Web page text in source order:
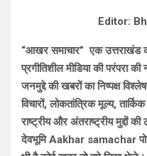
Editor:
“आखर समाचार” एक उत्तराखंड
प्रगीतिशील मीडिया की परंपरा
जनमुद्दे की खबरों का निष्पक्ष
विचारों, लोकतांत्रिक मूल्य,
राष्ट्रीय और अंतराष्ट्रीय मुद्दों
देवभूमि Aakhar samachar